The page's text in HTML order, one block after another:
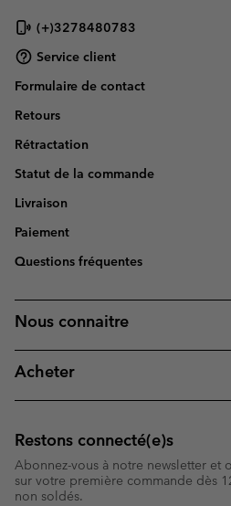
(+)3278480783
Service client
Formulaire de contact
Retours
Rétractation
Statut de la commande
Livraison
Paiement
Questions fréquentes
Nous connaitre
Acheter
Restons connecté(e)s
Abonnez-vous à notre newsletter et
sur votre première commande dès
non soldés.